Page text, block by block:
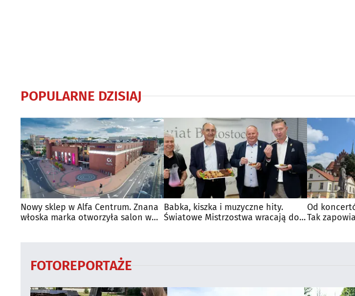
POPULARNE DZISIAJ
Nowy sklep w Alfa Centrum. Znana
włoska marka otworzyła salon w
Babka, kiszka i muzyczne hity.
Światowe Mistrzostwa wracają do
Od
Tak
FOTOREPORTAŻE